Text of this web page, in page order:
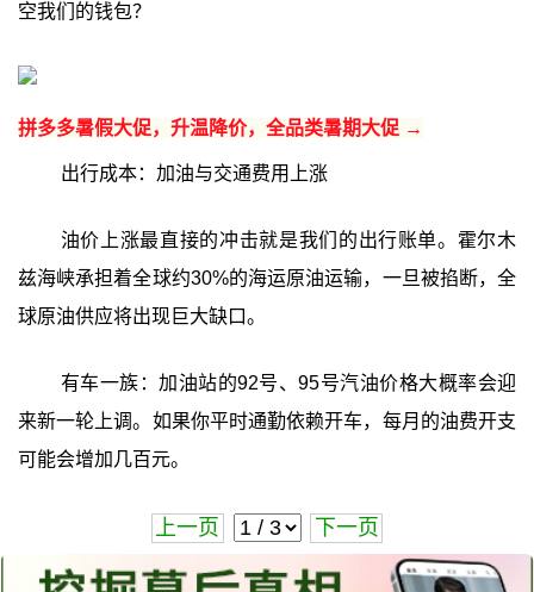
空我们的钱包？
拼多多暑假大促，升温降价，全品类暑期大促 →
出行成本：加油与交通费用上涨
油价上涨最直接的冲击就是我们的出行账单。霍尔木
兹海峡承担着全球约30%的海运原油运输，一旦被掐断，全
球原油供应将出现巨大缺口。
有车一族：加油站的92号、95号汽油价格大概率会迎
来新一轮上调。如果你平时通勤依赖开车，每月的油费开支
可能会增加几百元。
上一页 下一页